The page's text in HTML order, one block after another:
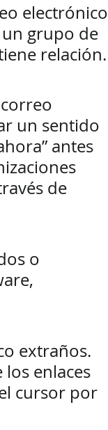
electrónico
grupo de
relación.
un sentido
antes
de
o
extraños.
enlaces
cursor por